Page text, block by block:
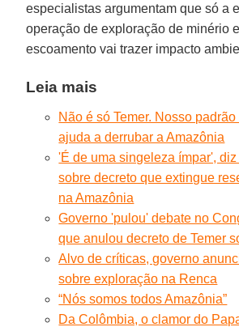
especialistas argumentam que só a
operação de exploração de minério
escoamento vai trazer impacto
Leia mais
Não é só Temer. Nosso
ajuda a derrubar a Amazônia
'É de uma singeleza ímpar',
sobre decreto que extingue
na Amazônia
Governo 'pulou' debate no
que anulou decreto de Temer
Alvo de críticas, governo
sobre exploração na Renca
“Nós somos todos Amazônia”
Da Colômbia, o clamor do